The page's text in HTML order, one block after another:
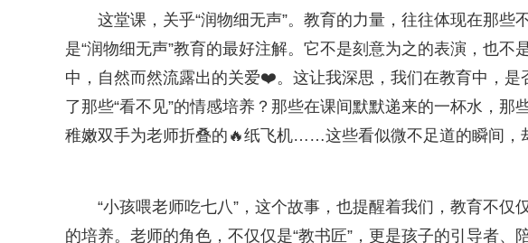
这堂课，关乎“润物细无声”。教育的力量，往往体现在那些
是“润物细无声”教育的最好注解。它不是刻意为之的表演，也
中，自然而然流露出的关爱❤️。这让我深思，我们在教育中，是
了那些“看不见”的情感培养？那些在课间默默递来的一杯水，那
稚嫩双手为老师折叠的🔥纸飞机……这些看似微不足道的瞬间，
“小孩喂老师吃七八”，这个故事，也提醒着我们，教育不
的培养。老师的角色，不仅仅是“教书匠”，更是孩子的引导者、